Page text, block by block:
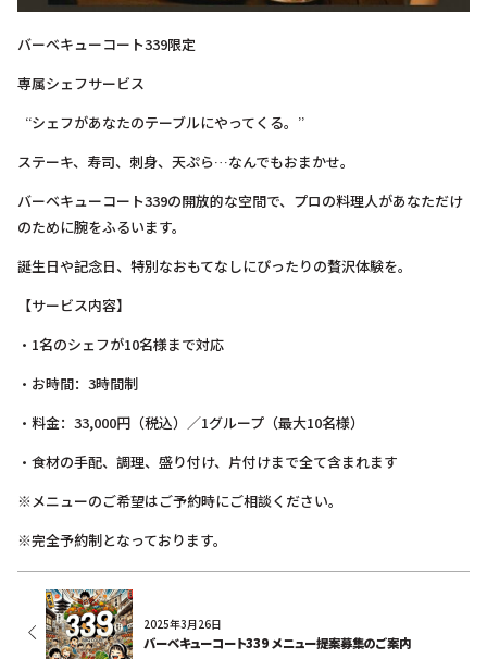
バーベキューコート339限定
専属シェフサービス
“シェフがあなたのテーブルにやってくる。”
ステーキ、寿司、刺身、天ぷら…なんでもおまかせ。
バーベキューコート339の開放的な空間で、プロの料理人があなただけ
のために腕をふるいます。
誕生日や記念日、特別なおもてなしにぴったりの贅沢体験を。
【サービス内容】
・1名のシェフが10名様まで対応
・お時間：3時間制
・料金：33,000円（税込）／1グループ（最大10名様）
・食材の手配、調理、盛り付け、片付けまで全て含まれます
※メニューのご希望はご予約時にご相談ください。
※完全予約制となっております。
2025年3月26日
バーベキューコート339 メニュー提案募集のご案内